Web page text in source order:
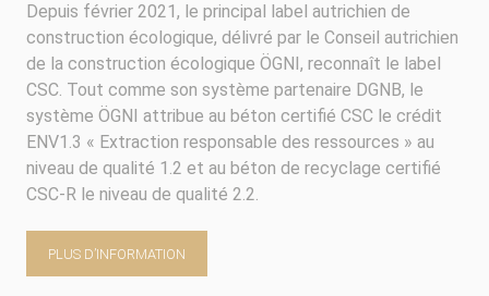
Depuis février 2021, le principal label autrichien de
construction écologique, délivré par le Conseil autrichien
de la construction écologique ÖGNI, reconnaît le label
CSC. Tout comme son système partenaire DGNB, le
système ÖGNI attribue au béton certifié CSC le crédit
ENV1.3 « Extraction responsable des ressources » au
niveau de qualité 1.2 et au béton de recyclage certifié
CSC-R le niveau de qualité 2.2.
PLUS D’INFORMATION